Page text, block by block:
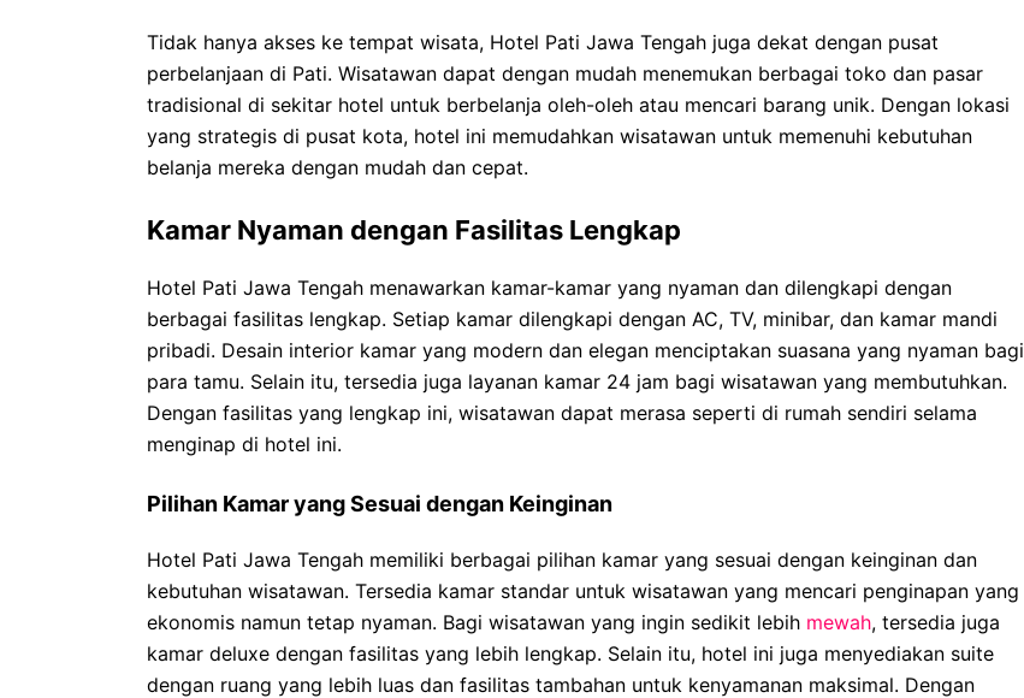
Tidak hanya akses ke tempat wisata, Hotel Pati Jawa Tengah juga dekat dengan pusat
perbelanjaan di Pati. Wisatawan dapat dengan mudah menemukan berbagai toko dan pasar
tradisional di sekitar hotel untuk berbelanja oleh-oleh atau mencari barang unik. Dengan lokasi
yang strategis di pusat kota, hotel ini memudahkan wisatawan untuk memenuhi kebutuhan
belanja mereka dengan mudah dan cepat.
Kamar Nyaman dengan Fasilitas Lengkap
Hotel Pati Jawa Tengah menawarkan kamar-kamar yang nyaman dan dilengkapi dengan
berbagai fasilitas lengkap. Setiap kamar dilengkapi dengan AC, TV, minibar, dan kamar mandi
pribadi. Desain interior kamar yang modern dan elegan menciptakan suasana yang nyaman bagi
para tamu. Selain itu, tersedia juga layanan kamar 24 jam bagi wisatawan yang membutuhkan.
Dengan fasilitas yang lengkap ini, wisatawan dapat merasa seperti di rumah sendiri selama
menginap di hotel ini.
Pilihan Kamar yang Sesuai dengan Keinginan
Hotel Pati Jawa Tengah memiliki berbagai pilihan kamar yang sesuai dengan keinginan dan
kebutuhan wisatawan. Tersedia kamar standar untuk wisatawan yang mencari penginapan yang
ekonomis namun tetap nyaman. Bagi wisatawan yang ingin sedikit lebih mewah, tersedia juga
kamar deluxe dengan fasilitas yang lebih lengkap. Selain itu, hotel ini juga menyediakan suite
dengan ruang yang lebih luas dan fasilitas tambahan untuk kenyamanan maksimal. Dengan